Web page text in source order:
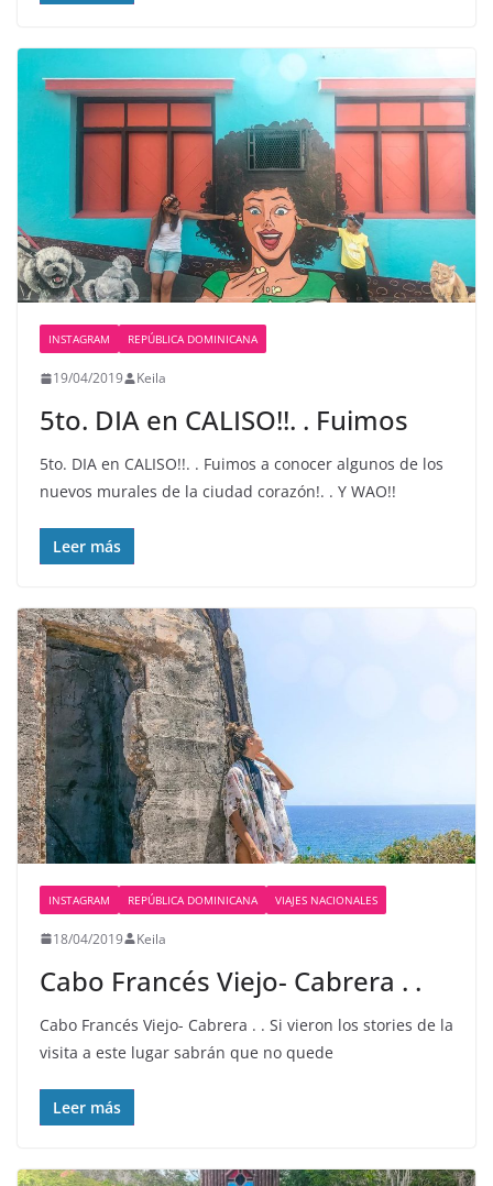
INSTAGRAM REPÚBLICA DOMINICANA
19/04/2019 Keila
5to. DIA en CALISO!!. . Fuimos
5to. DIA en CALISO!!. . Fuimos a conocer algunos de los
nuevos murales de la ciudad corazón!. . Y WAO!!
Leer más
INSTAGRAM REPÚBLICA DOMINICANA VIAJES NACIONALES
18/04/2019 Keila
Cabo Francés Viejo- Cabrera . .
Cabo Francés Viejo- Cabrera . . Si vieron los stories de la
visita a este lugar sabrán que no quede
Leer más